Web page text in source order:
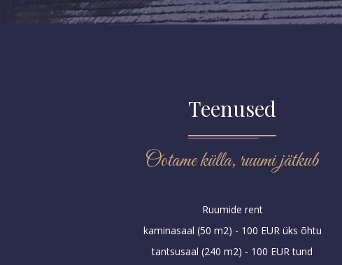
Teenused
Ootame külla, ruumi jätkub
Ruumide rent
kaminasaal (50 m2) - 100 EUR üks õhtu
tantsusaal (240 m2) - 100 EUR tund